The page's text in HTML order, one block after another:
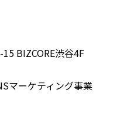
BIZCORE渋谷4F
マーケティング事業